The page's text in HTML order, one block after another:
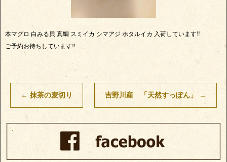
本マグロ 白みる貝 真鯛 スミイカ シマアジ ホタルイカ 入荷しています‼
ご予約お待ちしています‼
← 抹茶の麦切り 吉野川産 「天然すっぽん」 →